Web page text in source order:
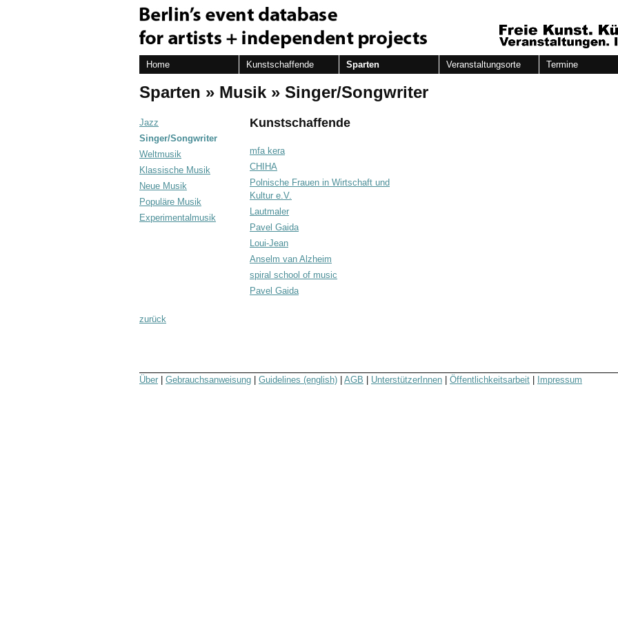
Home Kunstschaffende Sparten Veranstaltungsorte Termine
Sparten » Musik » Singer/Songwriter
Jazz
Singer/Songwriter
Weltmusik
Klassische Musik
Neue Musik
Populäre Musik
Experimentalmusik
Kunstschaffende
mfa kera
CHIHA
Polnische Frauen in Wirtschaft und
Kultur e.V.
Lautmaler
Pavel Gaida
Loui-Jean
Anselm van Alzheim
spiral school of music
Pavel Gaida
zurück
Über Gebrauchsanweisung Guidelines (english) AGB UnterstützerInnen Öffentlichkeitsarbeit Impressum